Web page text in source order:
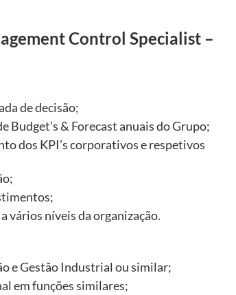
Control Specialist –
de decisão;
Budget’s & Forecast anuais do Grupo;
dos KPI’s corporativos e respetivos
vários níveis da organização.
e Gestão Industrial ou similar;
em funções similares;